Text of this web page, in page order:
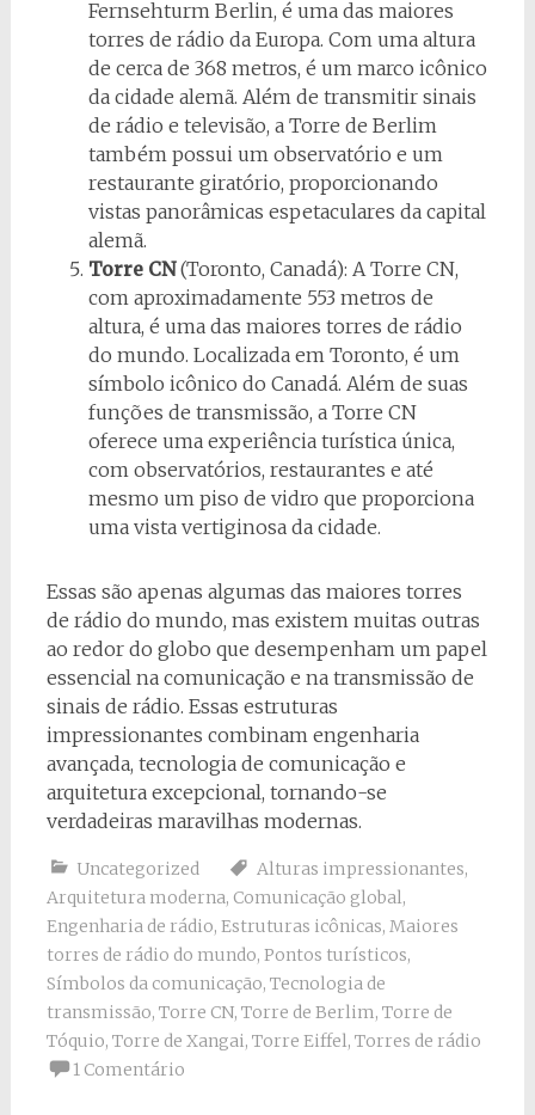
Fernsehturm Berlin, é uma das maiores
torres de rádio da Europa. Com uma altura
de cerca de 368 metros, é um marco icônico
da cidade alemã. Além de transmitir sinais
de rádio e televisão, a Torre de Berlim
também possui um observatório e um
restaurante giratório, proporcionando
vistas panorâmicas espetaculares da capital
alemã.
Torre CN(Toronto, Canadá): A Torre CN,
com aproximadamente 553 metros de
altura, é uma das maiores torres de rádio
do mundo. Localizada em Toronto, é um
símbolo icônico do Canadá. Além de suas
funções de transmissão, a Torre CN
oferece uma experiência turística única,
com observatórios, restaurantes e até
mesmo um piso de vidro que proporciona
uma vista vertiginosa da cidade.
Essas são apenas algumas das maiores torres
de rádio do mundo, mas existem muitas outras
ao redor do globo que desempenham um papel
essencial na comunicação e na transmissão de
sinais de rádio. Essas estruturas
impressionantes combinam engenharia
avançada, tecnologia de comunicação e
arquitetura excepcional, tornando-se
verdadeiras maravilhas modernas.
Uncategorized Alturas impressionantes,
Arquitetura moderna, Comunicação global,
Engenharia de rádio, Estruturas icônicas, Maiores
torres de rádio do mundo, Pontos turísticos,
Símbolos da comunicação, Tecnologia de
transmissão, Torre CN, Torre de Berlim, Torre de
Tóquio, Torre de Xangai, Torre Eiffel, Torres de rádio
1 Comentário